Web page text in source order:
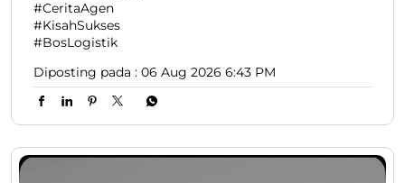
Meninggalkan pekerjaan tetap demi membangun
tapi semua pengorbanan itu setimpal dengan apa